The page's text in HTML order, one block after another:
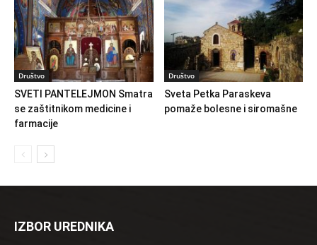
Društvo
SVETI PANTELEJMON Smatra
se zaštitnikom medicine i
farmacije
Društvo
Sveta Petka Paraskeva
pomaže bolesne i siromašne
IZBOR UREDNIKA